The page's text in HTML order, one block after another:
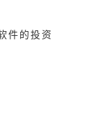
件的投资